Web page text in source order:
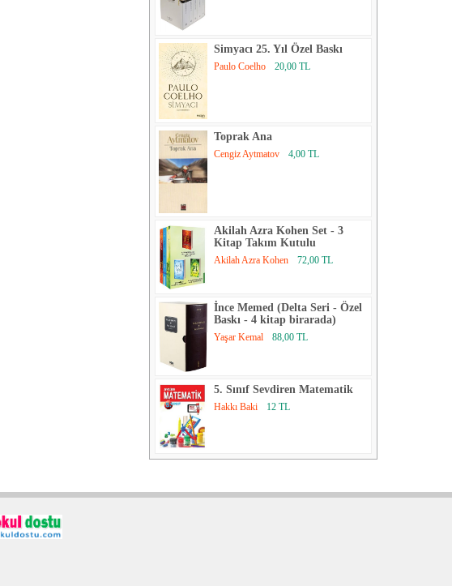
Simyacı 25. Yıl Özel Baskı
Paulo Coelho 20,00 TL
Toprak Ana
Cengiz Aytmatov 4,00 TL
Akilah Azra Kohen Set - 3
Kitap Takım Kutulu
Akilah Azra Kohen 72,00 TL
İnce Memed (Delta Seri - Özel
Baskı - 4 kitap birarada)
Yaşar Kemal 88,00 TL
5. Sınıf Sevdiren Matematik
Hakkı Baki 12 TL